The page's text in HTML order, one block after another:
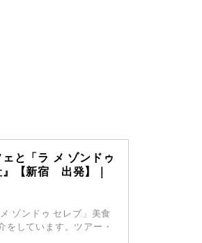
と「ラ メ ゾンドゥ
【新宿 出発】｜
ゾンドゥ セレブ」美食
しています。ツアー・